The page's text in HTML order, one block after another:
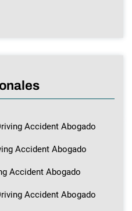
Accident Abogado
Accident Abogado
Accident Abogado
Accident Abogado